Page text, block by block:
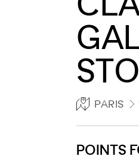
PARIS
POINTS